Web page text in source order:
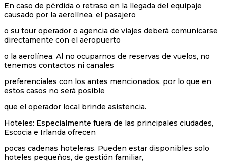
En caso de pérdida o retraso en la llegada del equipaje
causado por la aerolínea, el pasajero
o su tour operador o agencia de viajes deberá comunicarse
directamente con el aeropuerto
o la aerolínea. Al no ocuparnos de reservas de vuelos, no
tenemos contactos ni canales
preferenciales con los antes mencionados, por lo que en
estos casos no será posible
que el operador local brinde asistencia.
Hoteles: Especialmente fuera de las principales ciudades,
Escocia e Irlanda ofrecen
pocas cadenas hoteleras. Pueden estar disponibles solo
hoteles pequeños, de gestión familiar,